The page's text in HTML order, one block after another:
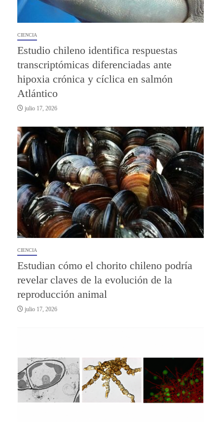
CIENCIA
Estudio chileno identifica respuestas
transcriptómicas diferenciadas ante
hipoxia crónica y cíclica en salmón
Atlántico
julio 17, 2026
CIENCIA
Estudian cómo el chorito chileno podría
revelar claves de la evolución de la
reproducción animal
julio 17, 2026